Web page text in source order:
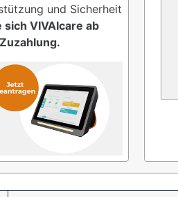
und Sicherheit
sich VIVAIcare ab